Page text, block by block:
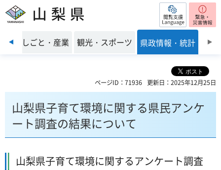
山梨県 閲覧支援
前のスライドを表示
境 しごと・産業 観光・スポーツ 県政情報・統計
ページID：71936 更新日：2025年12月25日
山梨県子育て環境に関する県民アンケ
ート調査の結果について
山梨県子育て環境に関するアンケート調査